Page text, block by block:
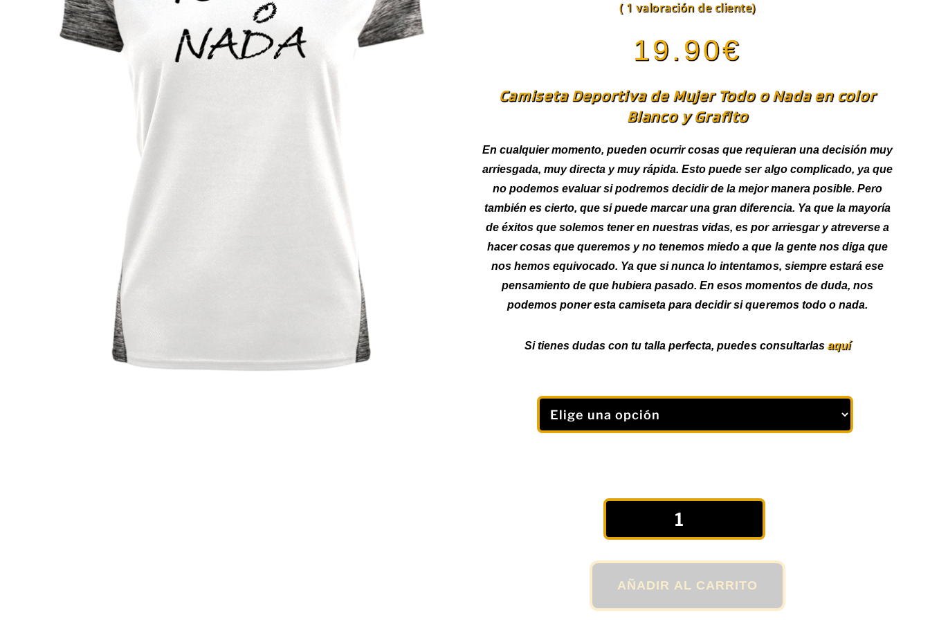
Valorado
de 5 en
1
valoración
de un
cliente
( 1 valoración de cliente)
19.90€
Camiseta Deportiva de Mujer Todo o Nada en color
Blanco y Grafito
En cualquier momento, pueden ocurrir cosas que requieran una decisión muy
arriesgada, muy directa y muy rápida. Esto puede ser algo complicado, ya que
no podemos evaluar si podremos decidir de la mejor manera posible. Pero
también es cierto, que si puede marcar una gran diferencia. Ya que la mayoría
de éxitos que solemos tener en nuestras vidas, es por arriesgar y atreverse a
hacer cosas que queremos y no tenemos miedo a que la gente nos diga que
nos hemos equivocado. Ya que si nunca lo intentamos, siempre estará ese
pensamiento de que hubiera pasado. En esos momentos de duda, nos
podemos poner esta camiseta para decidir si queremos todo o nada.
Si tienes dudas con tu talla perfecta, puedes consultarlas aquí
AÑADIR AL CARRITO